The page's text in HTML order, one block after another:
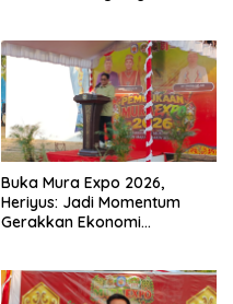
Buka Mura Expo 2026,
Heriyus: Jadi Momentum
Gerakkan Ekonomi